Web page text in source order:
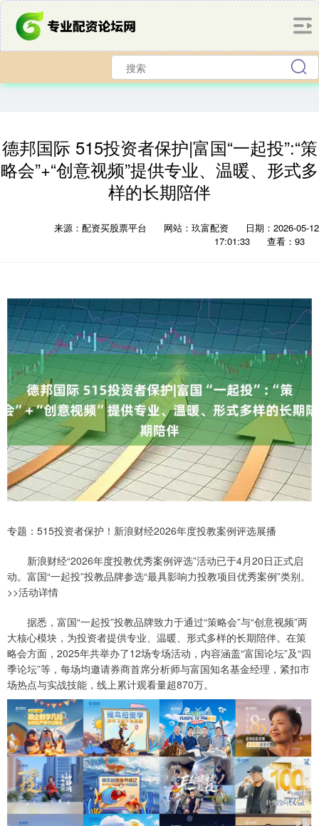
德邦国际 515投资者保护|富国“一起投”:“策
略会”+“创意视频”提供专业、温暖、形式多
样的长期陪伴
来源：配资买股票平台 网站：玖富配资
日期：2026-05-12
17:01:33
查看：93
专题：515投资者保护！新浪财经2026年度投教案例评选展播
新浪财经“2026年度投教优秀案例评选”活动已于4月20日正式启
动。富国“一起投”投教品牌参选“最具影响力投教项目优秀案例”类别。
>>活动详情
据悉，富国“一起投”投教品牌致力于通过“策略会”与“创意视频”两
大核心模块，为投资者提供专业、温暖、形式多样的长期陪伴。在策
略会方面，2025年共举办了12场专场活动，内容涵盖“富国论坛”及“四
季论坛”等，每场均邀请券商首席分析师与富国知名基金经理，紧扣市
场热点与实战技能，线上累计观看量超870万。